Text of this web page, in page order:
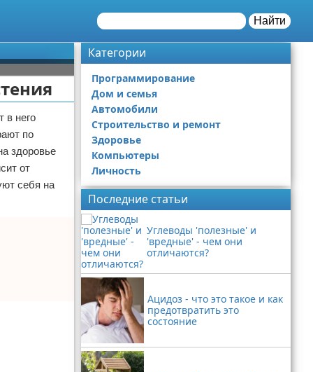
Найти
в него
по
здоровье
от
себя на
Категории
Программирование
Дом и семья
Автомобили
Строительство и ремонт
Здоровье
Компьютеры
Личность
Последние статьи
Углеводы 'полезные' и
'вредные' - чем они
отличаются?
Ацидоз - что это такое и как
предотвратить это
состояние